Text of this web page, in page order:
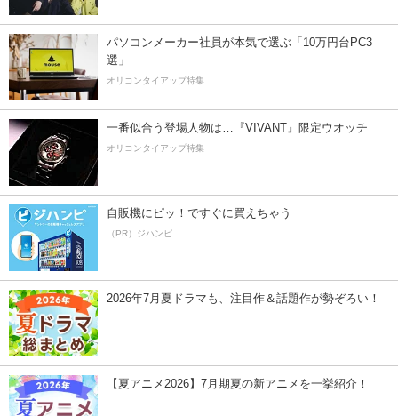
パソコンメーカー社員が本気で選ぶ「10万円台PC3
選」
オリコンタイアップ特集
一番似合う登場人物は…『VIVANT』限定ウオッチ
オリコンタイアップ特集
自販機にピッ！ですぐに買えちゃう
（PR）ジハンピ
2026年7月夏ドラマも、注目作＆話題作が勢ぞろい！
【夏アニメ2026】7月期夏の新アニメを一挙紹介！